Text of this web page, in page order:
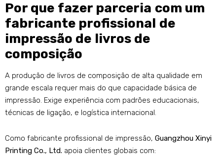
Por que fazer parceria com um
fabricante profissional de
impressão de livros de
composição
A produção de livros de composição de alta qualidade em
grande escala requer mais do que capacidade básica de
impressão. Exige experiência com padrões educacionais,
técnicas de ligação, e logística internacional.
Como fabricante profissional de impressão, Guangzhou Xinyi
Printing Co., Ltd. apoia clientes globais com: